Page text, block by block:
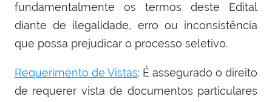
fundamentalmente os termos deste Edital
diante de ilegalidade, erro ou inconsistência
que possa prejudicar o processo seletivo.
Requerimento de Vistas: É assegurado o direito
de requerer vista de documentos particulares